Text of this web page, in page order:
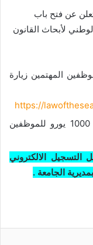
عن فتح باب
لأبحاث القانون
المهتمين زيارة
https://
رسوم التسجيل على عاتق المشارك: 1000 يورو للموظفين
الالكتروني
الجامعة .